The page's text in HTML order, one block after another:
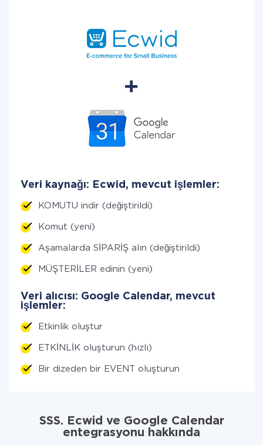
Veri kaynağı: Ecwid, mevcut işlemler:
KOMUTU indir (değiştirildi)
Komut (yeni)
Aşamalarda SİPARİŞ alın (değiştirildi)
MÜŞTERİLER edinin (yeni)
Veri alıcısı: Google Calendar, mevcut
işlemler:
Etkinlik oluştur
ETKİNLİK oluşturun (hızlı)
Bir dizeden bir EVENT oluşturun
SSS. Ecwid ve Google Calendar
entegrasyonu hakkında